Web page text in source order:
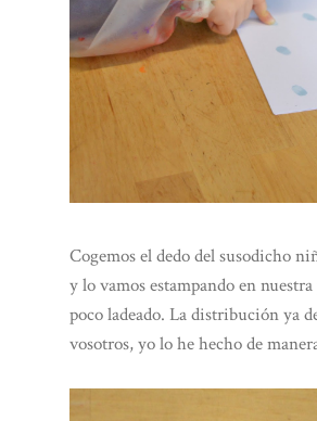
Cogemos el dedo del susodicho
y lo vamos estampando en
poco ladeado. La distribución ya
vosotros, yo lo he hecho de